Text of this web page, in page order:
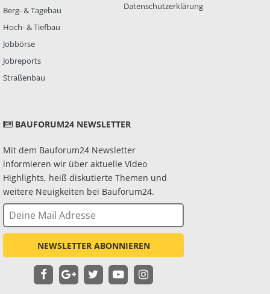
Berg- & Tagebau
Hoch- & Tiefbau
Jobbörse
Jobreports
Straßenbau
Datenschutzerklärung
BAUFORUM24 NEWSLETTER
Mit dem Bauforum24 Newsletter
informieren wir über aktuelle Video
Highlights, heiß diskutierte Themen und
weitere Neuigkeiten bei Bauforum24.
NEWSLETTER ABONNIEREN